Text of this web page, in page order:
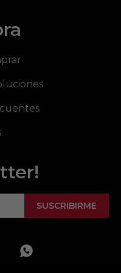
SUSCRIBIRME
